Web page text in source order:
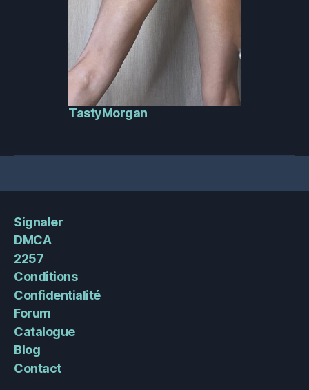
TastyMorgan
Signaler
DMCA
2257
Conditions
Confidentialité
Forum
Catalogue
Blog
Contact